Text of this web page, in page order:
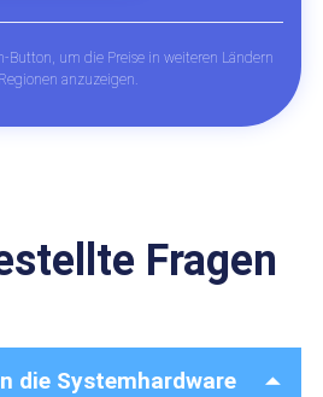
Button, um die Preise in weiteren Ländern
anzuzeigen.
Fragen
die Systemhardware